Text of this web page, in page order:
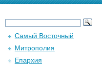
Самый Восточный
Митрополия
Епархия